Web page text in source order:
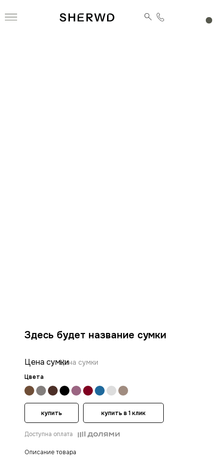
Описание товара
Цена сумки
Цена сумки
Цвета
Здесь будет название сумки
купить купить в 1 клик
Доступна оплата